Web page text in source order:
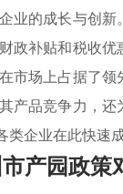
业的成长与创
政补贴和税收
市场上占据了
产品竞争力，
企业在此快速
产园政策